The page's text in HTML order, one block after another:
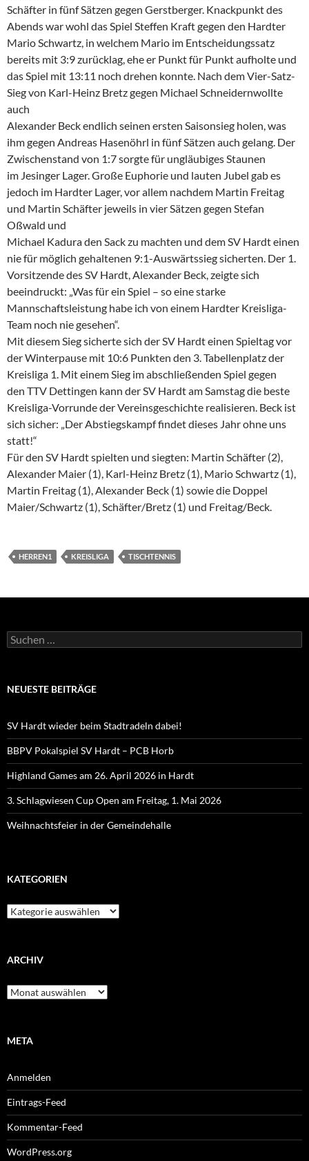
Schäfter in fünf Sätzen gegen Gerstberger. Knackpunkt des
Abends war wohl das Spiel Steffen Kraft gegen den Hardter
Mario Schwartz, in welchem Mario im Entscheidungssatz
bereits mit 3:9 zurücklag, ehe er Punkt für Punkt aufholte und
das Spiel mit 13:11 noch drehen konnte. Nach dem Vier-Satz-
Sieg von Karl-Heinz Bretz gegen Michael Schneidernwollte
auch
Alexander Beck endlich seinen ersten Saisonsieg holen, was
ihm gegen Andreas Hasenöhrl in fünf Sätzen auch gelang. Der
Zwischenstand von 1:7 sorgte für ungläubiges Staunen
im Jesinger Lager. Große Euphorie und lauten Jubel gab es
jedoch im Hardter Lager, vor allem nachdem Martin Freitag
und Martin Schäfter jeweils in vier Sätzen gegen Stefan
Oßwald und
Michael Kadura den Sack zu machten und dem SV Hardt einen
nie für möglich gehaltenen 9:1-Auswärtssieg sicherten. Der 1.
Vorsitzende des SV Hardt, Alexander Beck, zeigte sich
beeindruckt: „Was für ein Spiel – so eine starke
Mannschaftsleistung habe ich von einem Hardter Kreisliga-
Team noch nie gesehen“.
Mit diesem Sieg sicherte sich der SV Hardt einen Spieltag vor
der Winterpause mit 10:6 Punkten den 3. Tabellenplatz der
Kreisliga 1. Mit einem Sieg im abschließenden Spiel gegen
den TTV Dettingen kann der SV Hardt am Samstag die beste
Kreisliga-Vorrunde der Vereinsgeschichte realisieren. Beck ist
sich sicher: „Der Abstiegskampf findet dieses Jahr ohne uns
statt!“
Für den SV Hardt spielten und siegten: Martin Schäfter (2),
Alexander Maier (1), Karl-Heinz Bretz (1), Mario Schwartz (1),
Martin Freitag (1), Alexander Beck (1) sowie die Doppel
Maier/Schwartz (1), Schäfter/Bretz (1) und Freitag/Beck.
HERREN1 KREISLIGA TISCHTENNIS
Suchen
nach:
NEUESTE BEITRÄGE
SV Hardt wieder beim Stadtradeln dabei!
BBPV Pokalspiel SV Hardt – PCB Horb
Highland Games am 26. April 2026 in Hardt
3. Schlagwiesen Cup Open am Freitag, 1. Mai 2026
Weihnachtsfeier in der Gemeindehalle
KATEGORIEN
Kategorien
ARCHIV
Archiv
META
Anmelden
Eintrags-Feed
Kommentar-Feed
WordPress.org